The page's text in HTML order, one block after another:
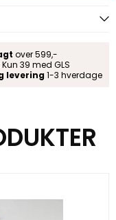
over 599,-
Kun 39 med GLS
levering 1-3 hverdage